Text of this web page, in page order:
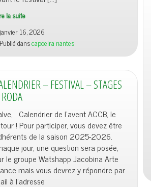
la suite
janvier 16, 2026
Publié danscapoeira nantes
– FESTIVAL – STAGES
Calendrier de l’avent ACCB, le
! Pour participer, vous devez être
de la saison 2025-2026.
jour, une question sera posée,
le groupe Watshapp Jacobina Arte
mais vous devrez y répondre par
à l’adresse